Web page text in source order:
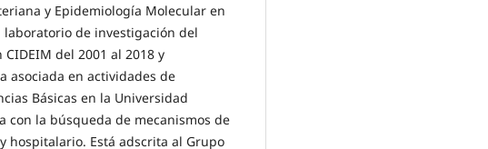
y Epidemiología Molecular en
de investigación del
del 2001 al 2018 y
asociada en actividades de
Básicas en la Universidad
con la búsqueda de mecanismos de
hospitalario. Está adscrita al Grupo